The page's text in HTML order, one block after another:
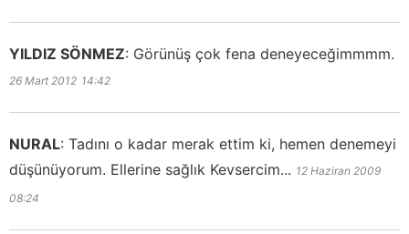
YILDIZ SÖNMEZ: Görünüş çok fena deneyeceğimmmm.
26 Mart 2012 14:42
NURAL: Tadını o kadar merak ettim ki, hemen denemeyi
düşünüyorum. Ellerine sağlık Kevsercim... 12 Haziran 2009
08:24